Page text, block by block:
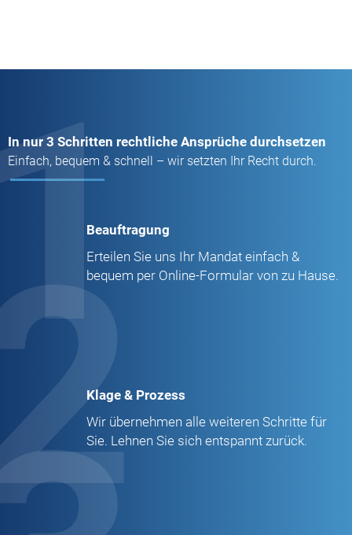
In nur 3 Schritten rechtliche Ansprüche durchsetzen
Einfach, bequem & schnell – wir setzten Ihr Recht durch.
Beauftragung
Erteilen Sie uns Ihr Mandat einfach &
bequem per Online-Formular von zu Hause.
Klage & Prozess
Wir übernehmen alle weiteren Schritte für
Sie. Lehnen Sie sich entspannt zurück.